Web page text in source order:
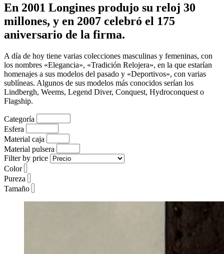
En 2001 Longines produjo su reloj 30
millones, y en 2007 celebró el 175
aniversario de la firma.
A día de hoy tiene varias colecciones masculinas y femeninas, con
los nombres «Elegancia», «Tradición Relojera», en la que estarían
homenajes a sus modelos del pasado y «Deportivos», con varias
sublíneas. Algunos de sus modelos más conocidos serían los
Lindbergh, Weems, Legend Diver, Conquest, Hydroconquest o
Flagship.
Categoría
Esfera
Material caja
Material pulsera
Filter by price
Color
Pureza
Tamaño